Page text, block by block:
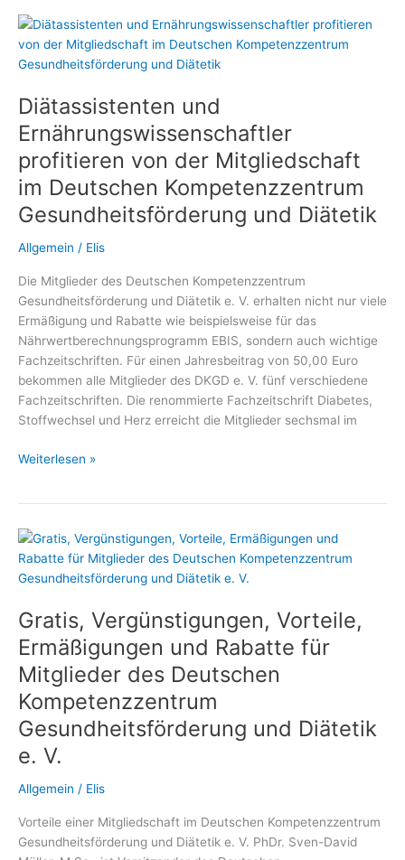
Zuckerhaushalt
zu
regulieren
Diätassistenten und
Ernährungswissenschaftler
profitieren von der Mitgliedschaft
im Deutschen Kompetenzzentrum
Gesundheitsförderung und Diätetik
Allgemein / Elis
Die Mitglieder des Deutschen Kompetenzzentrum
Gesundheitsförderung und Diätetik e. V. erhalten nicht nur viele
Ermäßigung und Rabatte wie beispielsweise für das
Nährwertberechnungsprogramm EBIS, sondern auch wichtige
Fachzeitschriften. Für einen Jahresbeitrag von 50,00 Euro
bekommen alle Mitglieder des DKGD e. V. fünf verschiedene
Fachzeitschriften. Die renommierte Fachzeitschrift Diabetes,
Stoffwechsel und Herz erreicht die Mitglieder sechsmal im
Diätassistenten
von
der
Mitgliedschaft
Deutschen
Kompetenzzentrum
Gesundheitsförderung
und
Diätetik
Weiterlesen »
Gratis, Vergünstigungen, Vorteile,
Ermäßigungen und Rabatte für
Mitglieder des Deutschen
Kompetenzzentrum
Gesundheitsförderung und Diätetik
e. V.
Allgemein / Elis
Vorteile einer Mitgliedschaft im Deutschen Kompetenzzentrum
Gesundheitsförderung und Diätetik e. V. PhDr. Sven-David